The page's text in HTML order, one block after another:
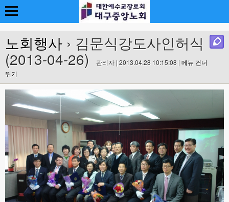
노회행사 › 김문식강도사인허식
(2013-04-26)
관리자 | 2013.04.28 10:15:08 | 메뉴 건너
뛰기